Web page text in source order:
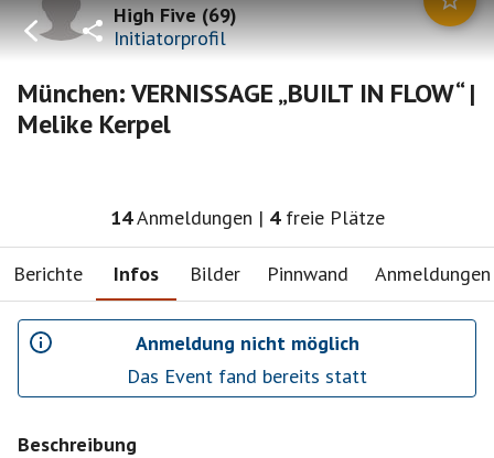
High Five(69)
Initiatorprofil
München: VERNISSAGE „BUILT IN FLOW“ |
Melike Kerpel
14Anmeldungen | 4 freie Plätze
Berichte Infos Bilder Pinnwand Anmeldungen
Anmeldung nicht möglich
Das Event fand bereits statt
Beschreibung